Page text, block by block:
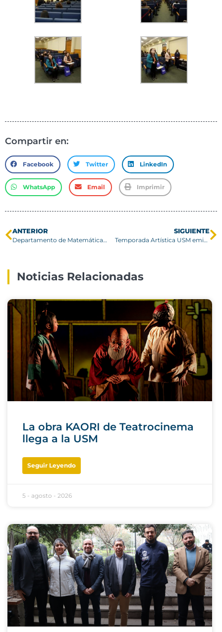
Compartir en:
Facebook Twitter LinkedIn
WhatsApp Email Imprimir
ANTERIOR
Departamento de Matemática titula a nuevo ingeniero civil matemático USM
SIGUIENTE
Temporada Artística USM emitirá gran concierto de la Golden Big Band
Noticias Relacionadas
La obra KAORI de Teatrocinema
llega a la USM
Seguir Leyendo
5 - agosto - 2026